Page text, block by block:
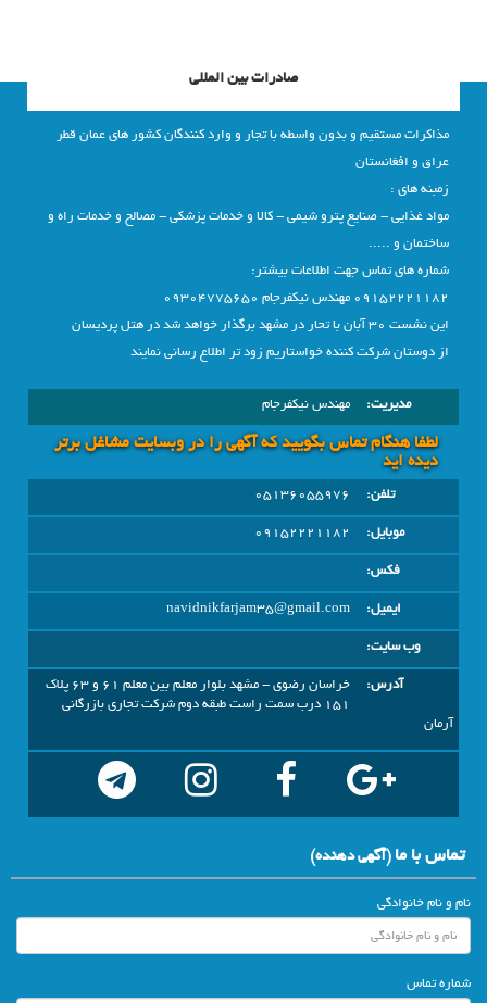
صادرات بین المللی
مذاکرات مستقیم و بدون واسطه با تجار و وارد کنندگان کشور های عمان قطر
عراق و افغانستان
زمبنه های :
مواد غذایی - صنایع پترو شیمی - کالا و خدمات پزشکی - مصالح و خدمات راه و
ساختمان و .....
شماره های تماس جهت اطلاعات بیشتر:
09152221182 مهندس نیکفرجام 09304775650
این نشست 30 آبان با تحار در مشهد برگذار خواهد شد در هتل پردیسان
از دوستان شرکت کننده خواستاریم زود تر اطلاع رسانی نمایند
مدیریت: مهندس نیکفرجام
لطفا هنگام تماس بگویید که آگهی را در وبسايت مشاغل برتر
دیده اید
تلفن:
05136055976
موبایل:
09152221182
فکس:
ایمیل:
navidnikfarjam35@gmail.com
وب سایت:
آدرس:
خراسان رضوي - مشهد بلوار معلم بین معلم 61 و 63 پلاک
151 درب سمت راست طبقه دوم شرکت تجاری بازرگانی
آرمان
تماس با ما(آگهي دهنده)
نام و نام خانوادگی
شماره تماس